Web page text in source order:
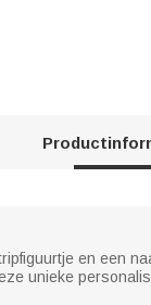
en een
unieke